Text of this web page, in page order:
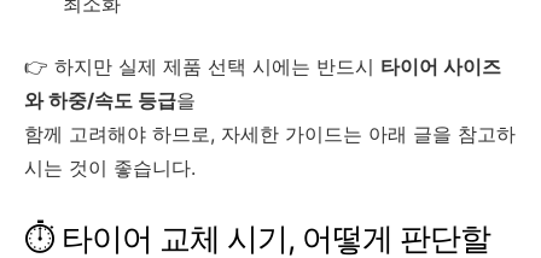
👉 하지만 실제 제품 선택 시에는 반드시 타이어 사이즈
와 하중/속도 등급을
함께 고려해야 하므로, 자세한 가이드는 아래 글을 참고하
시는 것이 좋습니다.
⏱ 타이어 교체 시기, 어떻게 판단할